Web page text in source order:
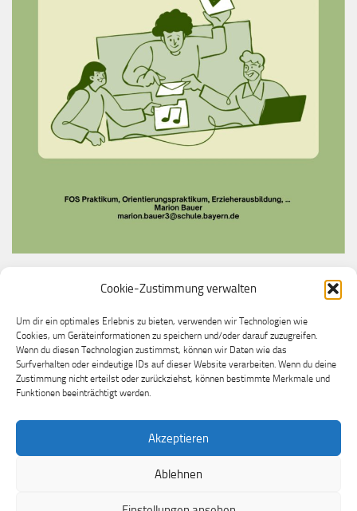
Cookie-Zustimmung verwalten
Um dir ein optimales Erlebnis zu bieten, verwenden wir Technologien wie
Cookies, um Geräteinformationen zu speichern und/oder darauf zuzugreifen.
Wenn du diesen Technologien zustimmst, können wir Daten wie das
Surfverhalten oder eindeutige IDs auf dieser Website verarbeiten. Wenn du deine
Zustimmung nicht erteilst oder zurückziehst, können bestimmte Merkmale und
Funktionen beeinträchtigt werden.
Akzeptieren
Ablehnen
Melde dich gerne bei unserer Praktikumslehrkraft
Frau Marion Bauer
Grundschule Mühldorf a.Inn-Altmühldorf © 2026. Alle Rechte